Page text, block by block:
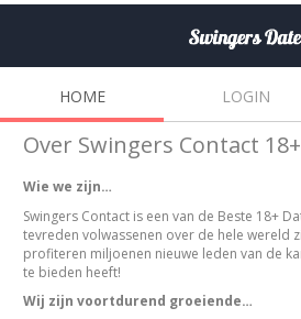
HOME LOGIN
Over Swingers Contact
Wie we zijn…
Swingers Contact is een van de Beste 18+
tevreden volwassenen over de hele wereld
profiteren miljoenen nieuwe leden van de
te bieden heeft!
Wij zijn voortdurend groeiende…